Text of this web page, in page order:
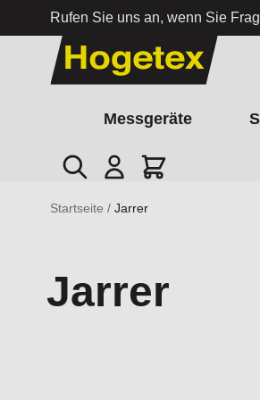
Rufen Sie uns an, wenn Sie
Zum Inhalt springen
Messgeräte
Suche Cart
Startseite / Jarrer
Jarrer